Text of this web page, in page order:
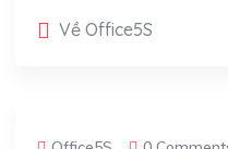
Về Office5S